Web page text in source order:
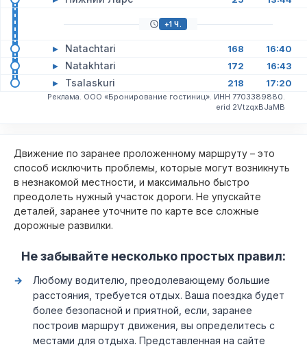
+1 Ч.
▸ Natachtari 168 16:40
▸ Natakhtari 172 16:43
▸ Tsalaskuri 218 17:20
Реклама. ООО «Бронирование гостиниц». ИНН 7703389880.
erid 2VtzqxBJaMB
Движение по заранее проложенному маршруту – это
способ исключить проблемы, которые могут возникнуть
в незнакомой местности, и максимально быстро
преодолеть нужный участок дороги. Не упускайте
деталей, заранее уточните по карте все сложные
дорожные развилки.
Не забывайте несколько простых правил:
Любому водителю, преодолевающему большие
расстояния, требуется отдых. Ваша поездка будет
более безопасной и приятной, если, заранее
построив маршрут движения, вы определитесь с
местами для отдыха. Представленная на сайте